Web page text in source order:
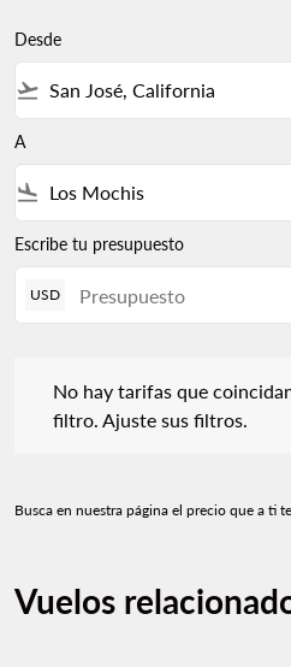
Desde
flight_takeoff
A
flight_land
Escribe tu presupuesto
USD
No hay tarifas que
filtro. Ajuste sus filtros.
Busca en nuestra página el precio que a ti
Vuelos